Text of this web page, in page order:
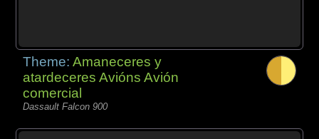
Theme:Amaneceres y
atardeceres Avións Avión
comercial
Dassault Falcon 900